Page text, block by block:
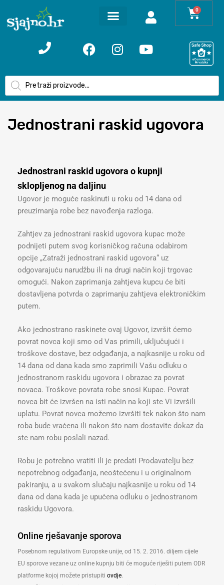
0
Jednostrani raskid ugovora
Jednostrani raskid ugovora o kupnji
sklopljenog na daljinu
Ugovor je moguće raskinuti u roku od 14 dana od
preuzimanja robe bez navođenja razloga.
Zahtjev za jednostrani raskid ugovora kupac može
podnijeti putem svog korisničkog računa odabirom
opcije „Zatraži jednostrani raskid ugovora“ uz
odgovarajuću narudžbu ili na drugi način koji trgovac
omogući. Nakon zaprimanja zahtjeva kupcu će biti
dostavljena potvrda o zaprimanju zahtjeva elektroničkim
putem.
Ako jednostrano raskinete ovaj Ugovor, izvršit ćemo
povrat novca koji smo od Vas primili, uključujući i
troškove dostave, bez odgađanja, a najkasnije u roku od
14 dana od dana kada smo zaprimili Vašu odluku o
jednostranom raskidu ugovora i obrazac za povrat
novaca. Troškove povrata robe snosi Kupac. Povrat
novca bit će izvršen na isti način na koji ste Vi izvršili
uplatu. Povrat novca možemo izvršiti tek nakon što nam
roba bude vraćena ili nakon što nam dostavite dokaz da
ste nam robu poslali nazad.
Robu je potrebno vratiti ili je predati Prodavatelju bez
nepotrebnog odgađanja, neoštećenu i u originalnom
pakiranju, a u svakom slučaju najkasnije u roku od 14
dana od dana kada je upućena odluku o jednostranom
raskidu Ugovora.
Online rješavanje sporova
Posebnom regulativom Europske unije, od 15. 2. 2016. diljem cijele
EU sporove vezane uz online kupnju biti će moguće riješiti putem ODR
platforme kojoj možete pristupiti ovdje.